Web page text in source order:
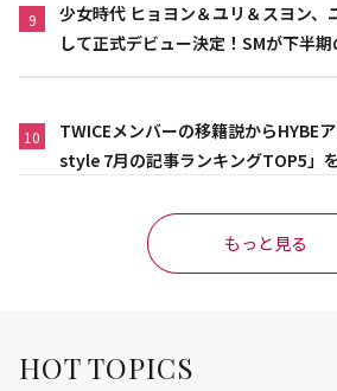
9
少女時代 ヒョヨン＆ユリ＆スヨン、
して正式デビュー決定！SMが下半
10
TWICEメンバーの移籍説からHYBE
style 7月の記事ランキングTOP5」
もっと見る
HOT TOPICS